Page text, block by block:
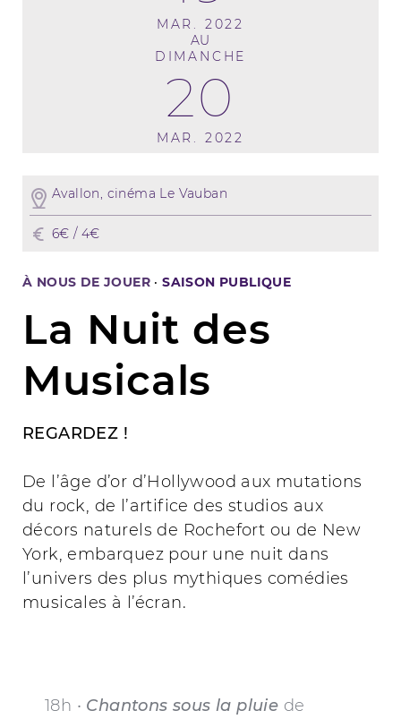
MAR. 2022
AU
DIMANCHE
20
MAR. 2022
Avallon, cinéma Le Vauban
6€ / 4€
À NOUS DE JOUER ·SAISON PUBLIQUE
La Nuit des
Musicals
REGARDEZ !
De l’âge d’or d’Hollywood aux mutations
du rock, de l’artifice des studios aux
décors naturels de Rochefort ou de New
York, embarquez pour une nuit dans
l’univers des plus mythiques comédies
musicales à l’écran.
18h • Chantons sous la pluie de